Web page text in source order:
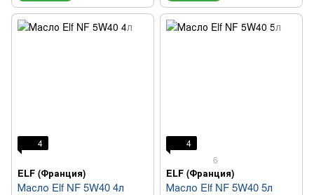
4
ELF (Франция)
Масло Elf NF 5W40 4л
4
6
ELF (Франция)
Масло Elf NF 5W40 5л